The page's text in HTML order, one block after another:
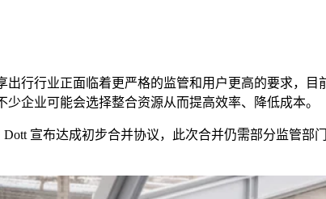
行行业正面临着更严格的监管和用户更高的要求，
企业可能会选择整合资源从而提高效率、降低成本。
Dott 宣布达成初步合并协议，此次合并仍需部分监管部